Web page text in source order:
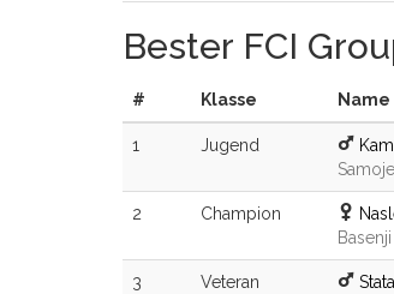
Bester FCI
# Klasse Name
1 Jugend
2 Champion
Basenji
3 Veteran